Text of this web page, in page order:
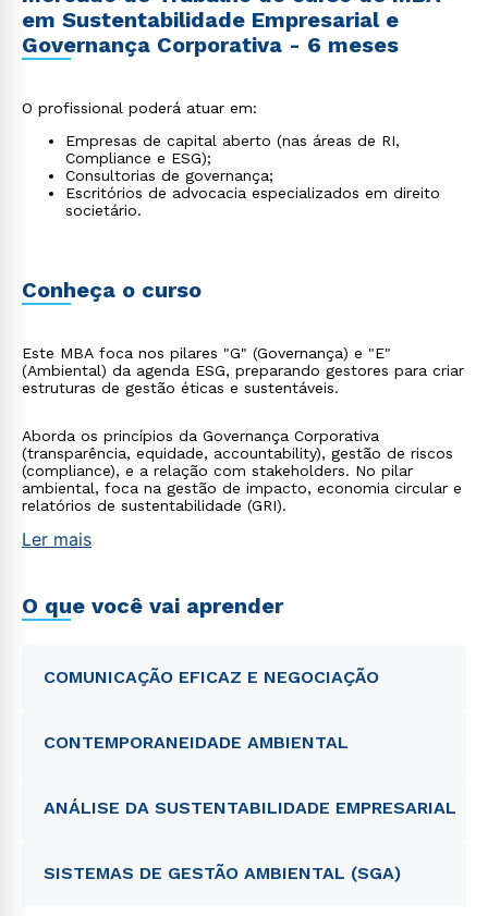
em Sustentabilidade Empresarial e
Governança Corporativa - 6 meses
O profissional poderá atuar em:
Empresas de capital aberto (nas áreas de RI,
Compliance e ESG);
Consultorias de governança;
Escritórios de advocacia especializados em direito
societário.
Conheça o curso
Este MBA foca nos pilares "G" (Governança) e "E"
(Ambiental) da agenda ESG, preparando gestores para criar
estruturas de gestão éticas e sustentáveis.
Aborda os princípios da Governança Corporativa
(transparência, equidade, accountability), gestão de riscos
(compliance), e a relação com stakeholders. No pilar
ambiental, foca na gestão de impacto, economia circular e
relatórios de sustentabilidade (GRI).
Ler mais
O que você vai aprender
COMUNICAÇÃO EFICAZ E NEGOCIAÇÃO
CONTEMPORANEIDADE AMBIENTAL
ANÁLISE DA SUSTENTABILIDADE EMPRESARIAL
SISTEMAS DE GESTÃO AMBIENTAL (SGA)